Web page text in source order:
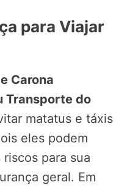
para Viajar
Carona
Transporte do
matatus e táxis
eles podem
para sua
geral. Em